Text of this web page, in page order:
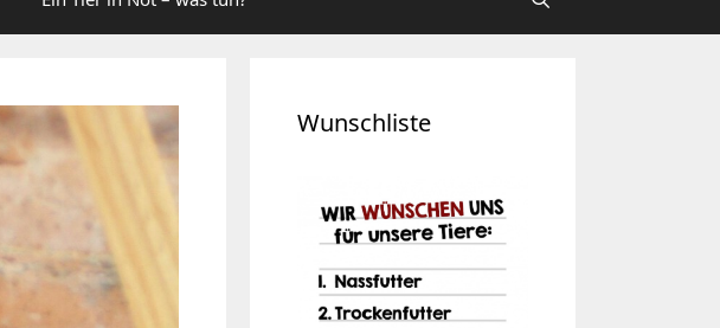
Wunschliste